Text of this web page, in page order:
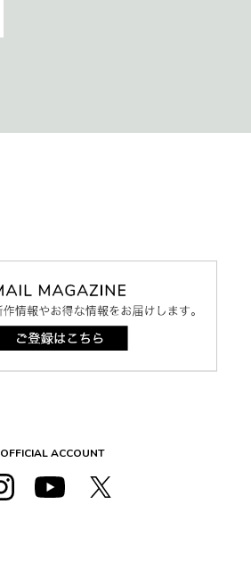
OFFICIAL ACCOUNT